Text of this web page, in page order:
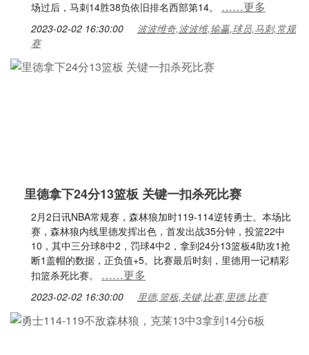
场过后，马刺14胜38负依旧排名西部第14。 ……更多
2023-02-02 16:30:00
波波维奇,波波维,输赢,球员,马刺,常规
赛
里德拿下24分13篮板 关键一扣杀死比赛
2月2日讯NBA常规赛，森林狼加时119-114逆转勇士。本场比
赛，森林狼内线里德发挥出色，首发出战35分钟，投篮22中
10，其中三分球8中2，罚球4中2，拿到24分13篮板4助攻1抢
断1盖帽的数据，正负值+5。比赛最后时刻，里德用一记精彩
扣篮杀死比赛。 ……更多
2023-02-02 16:30:00 里德,篮板,关键,比赛,里德,比赛